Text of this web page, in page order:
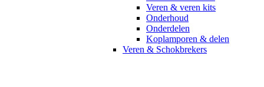
Veren & veren kits
Onderhoud
Onderdelen
Koplamporen & delen
Veren & Schokbrekers